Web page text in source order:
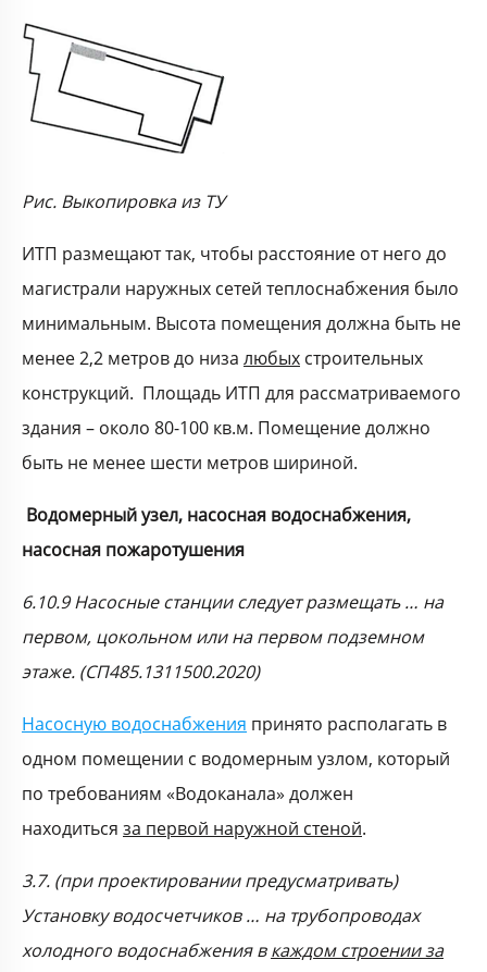
Рис. Выкопировка из ТУ
ИТП размещают так, чтобы расстояние от него до
магистрали наружных сетей теплоснабжения было
минимальным. Высота помещения должна быть не
менее 2,2 метров до низа любых строительных
конструкций. Площадь ИТП для рассматриваемого
здания – около 80-100 кв.м. Помещение должно
быть не менее шести метров шириной.
Водомерный узел, насосная водоснабжения,
насосная пожаротушения
6.10.9 Насосные станции следует размещать … на
первом, цокольном или на первом подземном
этаже. (СП485.1311500.2020)
Насосную водоснабжения принято располагать в
одном помещении с водомерным узлом, который
по требованиям «Водоканала» должен
находиться за первой наружной стеной.
3.7. (при проектировании предусматривать)
Установку водосчетчиков … на трубопроводах
холодного водоснабжения вкаждом строении за